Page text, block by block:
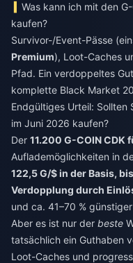
Was kann ich mit den
kaufen?
Survivor-/Event-Pässe
Premium), Loot-Caches
Pfad. Ein verdoppeltes
komplette Black Market
Endgültiges Urteil: Sollten
im Juni 2026 kaufen?
Der 11.200 G-COIN CDK
Auflademöglichkeiten in
122,5 G/$ in der Basis,
Verdopplung durch
und ca. 41–70 %
Aber es ist nur der beste
tatsächlich ein Guthaben
Loot-Caches und